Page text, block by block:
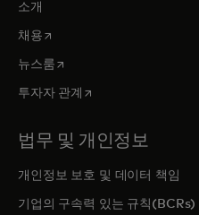
소개
채용새 탭에서 열림
뉴스룸새 탭에서 열림
투자자 관계 새 탭에서 열림
법무 및 개인정보
개인정보 보호 및 데이터 책임
기업의 구속력 있는 규칙(BCRs)